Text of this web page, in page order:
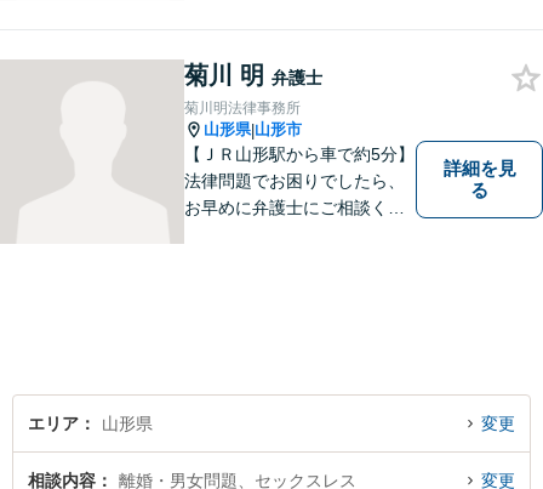
菊川 明 弁護士
菊川明法律事務所
山形県|山形市
【ＪＲ山形駅から車で約5分】
法律問題でお困りでしたら、
お早めに弁護士にご相談くだ
詳細を見
る
エリア 山形県 変更
相談内容 離婚・男女問題、セックスレス 変更